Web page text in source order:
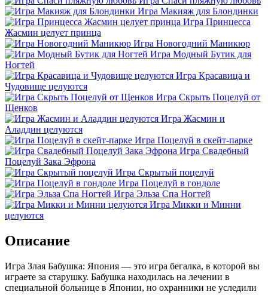
Игра Макияж для Блондинки
Игра Принцесса
Жасмин целует принца
Игра Новогодний Маникюр
Игра Модный Бутик для
Ногтей
Игра Красавица и
Чудовище целуются
Игра Скрыть Поцелуй от
Щенков
Игра Жасмин и
Аладдин целуются
Игра Поцелуй в скейт-парке
Игра Свадебный
Поцелуй Зака Эфрона
Игра Скрытый поцелуй
Игра Поцелуй в гондоле
Игра Эльза Спа Ногтей
Игра Микки и Минни
целуются
Описание
Игра Злая Бабушка: Япония — это игра бегалка, в которой вы
играете за старушку. Бабушка находилась на лечении в
специальной больнице в Японии, но охранники не уследили